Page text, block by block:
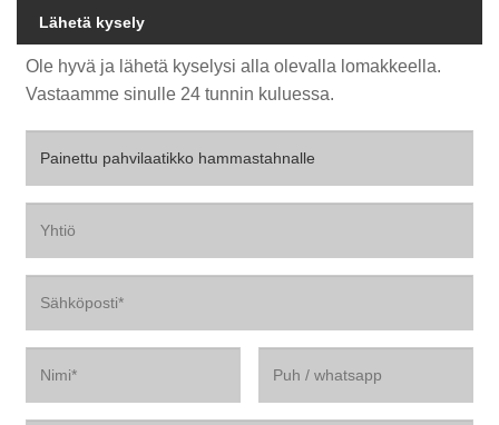
Lähetä kysely
Ole hyvä ja lähetä kyselysi alla olevalla lomakkeella.
Vastaamme sinulle 24 tunnin kuluessa.